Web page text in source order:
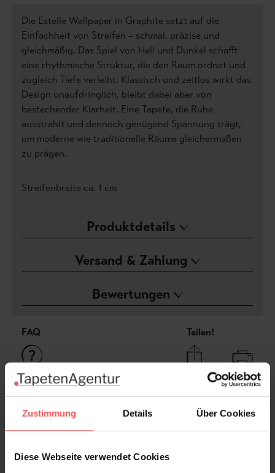
Zustimmung Details Über Cookies
Diese Webseite verwendet Cookies
Die Estelle Wallpaper in Graphite setzt auf die
Einfachheit von Streifen – schmal, präzise und
gleichmäßig. Das Spiel von Hell und Dunkel schafft
eine rhythmische Struktur, die den Raum ordnet und
zugleich Tiefe verleiht. Klassisch und zeitlos wirkt das
Design unaufdringlich, bleibt dabei aber von
bestechender Klarheit. Eine Tapete, die Ruhe
ausstrahlt und dennoch genügend Spannung trägt,
um moderne wie traditionelle Räume gleichermaßen
zu prägen.
Streifenbreite ca. 1 cm
Produktdetails
Versand & Zahlung
Bewertungen
FAQ Teilen!
Frage stellen